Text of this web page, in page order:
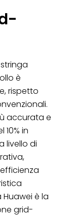
è
rispetto
accurata e
in
livello di
è la
grid-